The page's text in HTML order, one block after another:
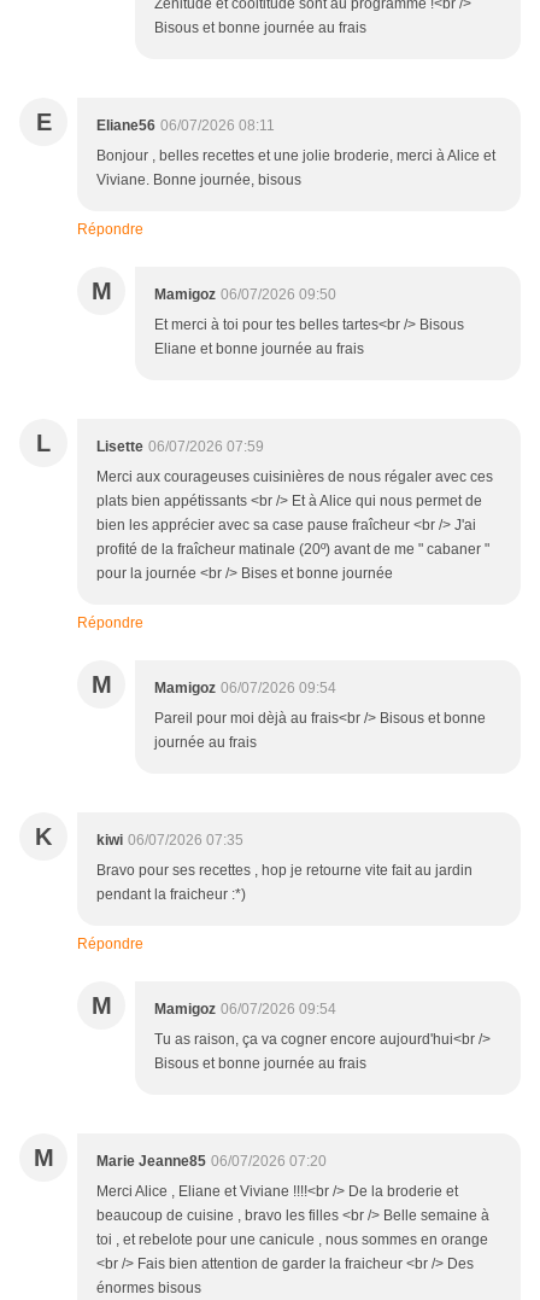
Zénitude et cooltitude sont au programme !<br />
Bisous et bonne journée au frais
E Eliane56 06/07/2026 08:11
Bonjour , belles recettes et une jolie broderie, merci à Alice et
Viviane. Bonne journée, bisous
Répondre
M Mamigoz 06/07/2026 09:50
Et merci à toi pour tes belles tartes<br /> Bisous
Eliane et bonne journée au frais
L Lisette 06/07/2026 07:59
Merci aux courageuses cuisinières de nous régaler avec ces
plats bien appétissants <br /> Et à Alice qui nous permet de
bien les apprécier avec sa case pause fraîcheur <br /> J'ai
profité de la fraîcheur matinale (20º) avant de me " cabaner "
pour la journée <br /> Bises et bonne journée
Répondre
M Mamigoz 06/07/2026 09:54
Pareil pour moi dèjà au frais<br /> Bisous et bonne
journée au frais
K kiwi 06/07/2026 07:35
Bravo pour ses recettes , hop je retourne vite fait au jardin
pendant la fraicheur :*)
Répondre
M Mamigoz 06/07/2026 09:54
Tu as raison, ça va cogner encore aujourd'hui<br />
Bisous et bonne journée au frais
M Marie Jeanne85 06/07/2026 07:20
Merci Alice , Eliane et Viviane !!!!<br /> De la broderie et
beaucoup de cuisine , bravo les filles <br /> Belle semaine à
toi , et rebelote pour une canicule , nous sommes en orange
<br /> Fais bien attention de garder la fraicheur <br /> Des
énormes bisous